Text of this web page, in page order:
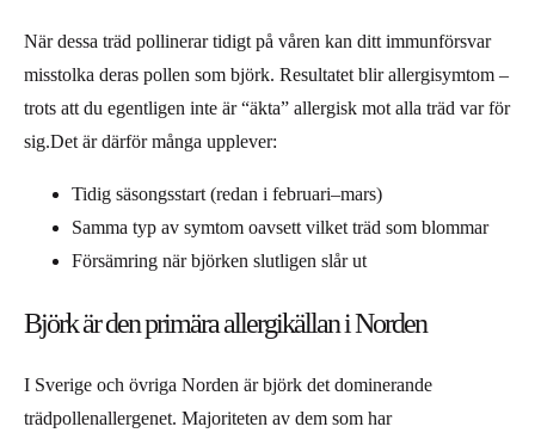
När dessa träd pollinerar tidigt på våren kan ditt immunförsvar
misstolka deras pollen som björk. Resultatet blir allergisymtom –
trots att du egentligen inte är “äkta” allergisk mot alla träd var för
sig.Det är därför många upplever:
Tidig säsongsstart (redan i februari–mars)
Samma typ av symtom oavsett vilket träd som blommar
Försämring när björken slutligen slår ut
Björk är den primära allergikällan i Norden
I Sverige och övriga Norden är björk det dominerande
trädpollenallergenet. Majoriteten av dem som har